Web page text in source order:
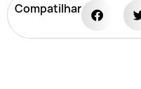
Compatilhar